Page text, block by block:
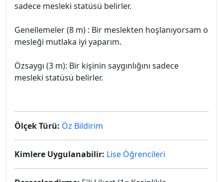
sadece mesleki statüsü belirler.
Genellemeler (8 m) : Bir meslekten hoşlanıyorsam o
mesleği mutlaka iyi yaparım.
Özsaygı (3 m): Bir kişinin saygınlığını sadece
mesleki statüsü belirler.
Ölçek Türü: Öz Bildirim
Kimlere Uygulanabilir: Lise Öğrencileri